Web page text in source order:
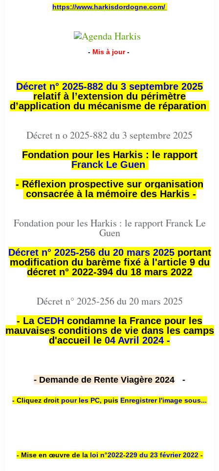
https://www.harkisdordogne.com/
- Mis à jour -
Décret n° 2025-882 du 3 septembre 2025
relatif à l’extension du périmètre
d’application du mécanisme de réparation
Décret n o 2025-882 du 3 septembre 2025
Fondation pour les Harkis : le rapport
Franck Le Guen
- Réflexion prospective sur organisation
consacrée à la mémoire des Harkis -
Fondation pour les Harkis : le rapport Franck Le
Guen
Décret n° 2025-256 du 20 mars 2025portant
modification du barème fixé à l'article 9 du
décret n° 2022-394 du 18 mars 2022
Décret n° 2025-256 du 20 mars 2025
- La CEDH condamne la France pour les
mauvaises conditions de vie dans les camps
d'accueil le 04 Avril 2024 -
- Demande de Rente Viagère 2024 -
- Cliquez droit pour les PC, puis Enregistrer l'image sous...
- Mise en œuvre de la loi n°2022-229 du 23 février 2022 -